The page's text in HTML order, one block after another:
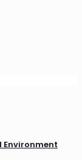
Environment